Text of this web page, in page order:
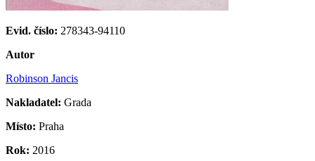
Evid. číslo: 278343-94110
Autor
Robinson Jancis
Nakladatel: Grada
Místo: Praha
Rok: 2016